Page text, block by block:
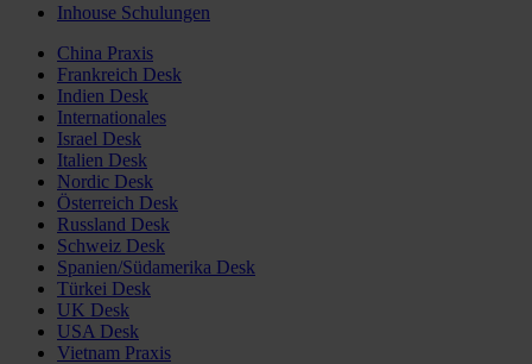
Inhouse Schulungen
China Praxis
Frankreich Desk
Indien Desk
Internationales
Israel Desk
Italien Desk
Nordic Desk
Österreich Desk
Russland Desk
Schweiz Desk
Spanien/Südamerika Desk
Türkei Desk
UK Desk
USA Desk
Vietnam Praxis